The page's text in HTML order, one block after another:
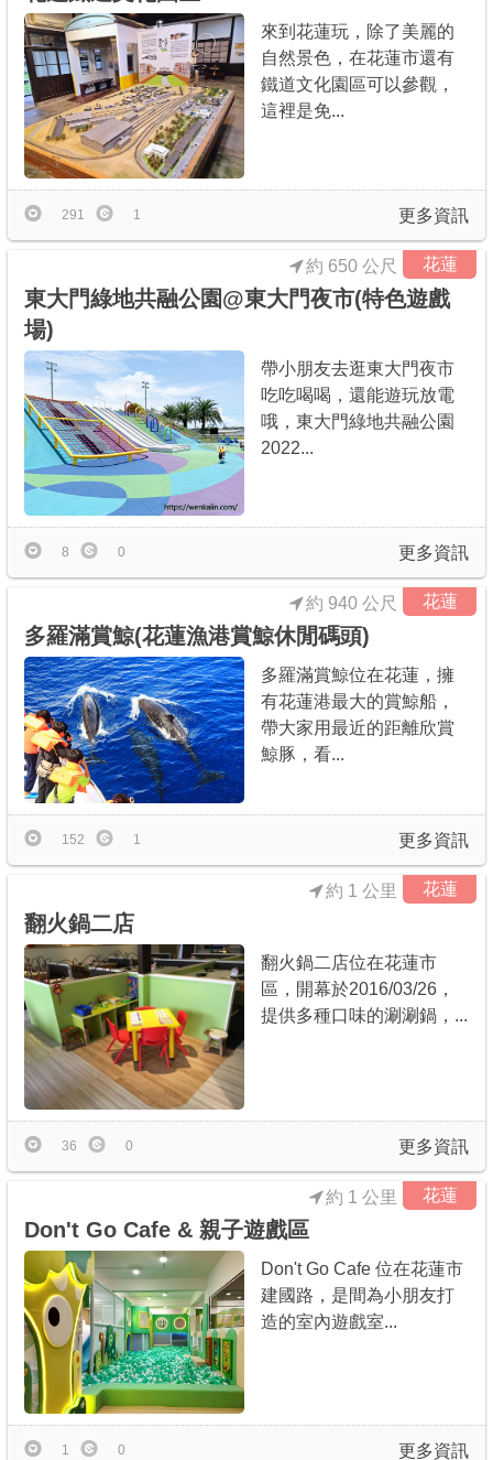
來到花蓮玩，除了美麗的
自然景色，在花蓮市還有
鐵道文化園區可以參觀，
這裡是免...
更多資訊
291 1
花蓮
東大門綠地共融公園@東大門夜市(特色遊戲
場)
約 650 公尺
帶小朋友去逛東大門夜市
吃吃喝喝，還能遊玩放電
哦，東大門綠地共融公園
2022...
更多資訊
8 0
花蓮
多羅滿賞鯨(花蓮漁港賞鯨休閒碼頭)
約 940 公尺
多羅滿賞鯨位在花蓮，擁
有花蓮港最大的賞鯨船，
帶大家用最近的距離欣賞
鯨豚，看...
更多資訊
152 1
花蓮
翻火鍋二店
約 1 公里
翻火鍋二店位在花蓮市
區，開幕於2016/03/26，
提供多種口味的涮涮鍋，...
更多資訊
36 0
花蓮
Don't Go Cafe & 親子遊戲區
約 1 公里
Don't Go Cafe 位在花蓮市
建國路，是間為小朋友打
造的室內遊戲室...
更多資訊
1 0